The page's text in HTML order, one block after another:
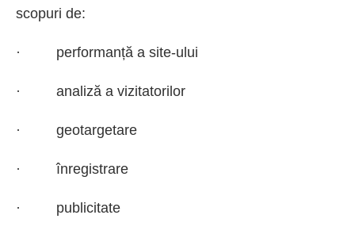
scopuri de:
· performanță a site-ului
· analiză a vizitatorilor
· geotargetare
· înregistrare
· publicitate